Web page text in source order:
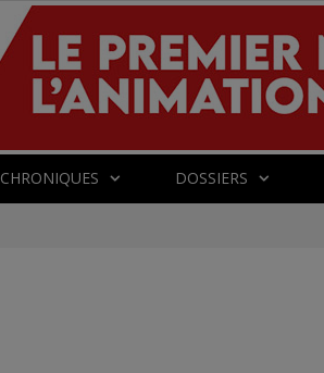
CHRONIQUES DOSSIERS